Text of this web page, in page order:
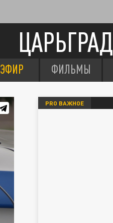
ЦАРЬГРАД
ЭФИР ФИЛЬМЫ
PRO ВАЖНОЕ